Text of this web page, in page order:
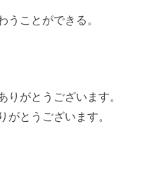
うことができる。
りがとうございます。
がとうございます。